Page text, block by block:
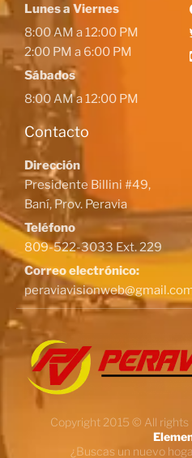
Lunes a Viernes
8:00 AM a 12:00 PM
2:00 PM a 6:00 PM
Sábados
8:00 AM a 12:00 PM
Contacto
Dirección
Presidente Billini #49,
Baní, Prov. Peravia
Teléfono
809-522-3033 Ext. 229
Correo electrónico:
Copyright 2015 © All rights
¿Buscas un nuevo